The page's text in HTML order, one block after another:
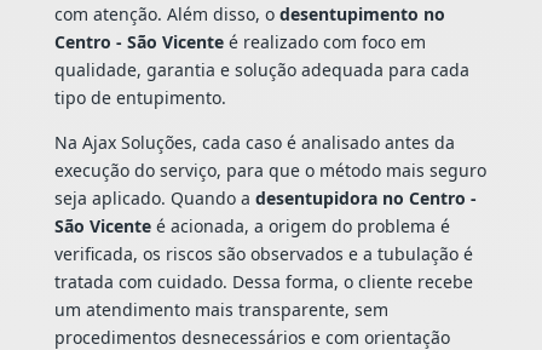
com atenção. Além disso, o desentupimento no
Centro - São Vicenteé realizado com foco em
qualidade, garantia e solução adequada para cada
tipo de entupimento.
Na Ajax Soluções, cada caso é analisado antes da
execução do serviço, para que o método mais seguro
seja aplicado. Quando a desentupidora no Centro -
São Vicenteé acionada, a origem do problema é
verificada, os riscos são observados e a tubulação é
tratada com cuidado. Dessa forma, o cliente recebe
um atendimento mais transparente, sem
procedimentos desnecessários e com orientação